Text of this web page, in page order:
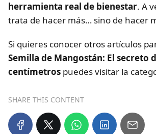
herramienta real de bienestar. A
trata de hacer más… sino de hacer
Si quieres conocer otros artículos
Semilla de Mangostán: El secreto
centímetros puedes visitar la
SHARE THIS CONTENT